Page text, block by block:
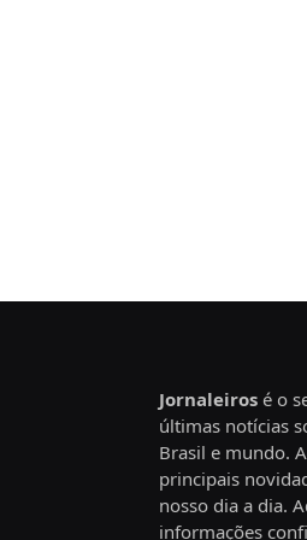
Jornaleiros é o
últimas notícias
Brasil e mundo.
principais
nosso dia a dia.
informações